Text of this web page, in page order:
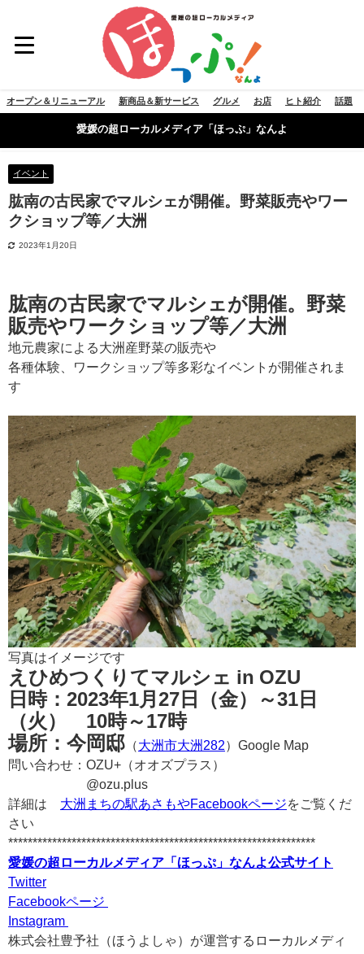
オープン＆リニューアル 新商品＆新サービス グルメ お店 ヒト紹介 話題
愛媛の超ローカルメディア「ほっぷ」なんよ
イベント
肱南の古民家でマルシェが開催。野菜販売やワー
クショップ等／大洲
2023年1月20日
肱南の古民家でマルシェが開催。野菜
販売やワークショップ等／大洲
地元農家による大洲産野菜の販売や
各種体験、ワークショップ等多彩なイベントが開催されま
す
写真はイメージです
えひめつくりてマルシェ in OZU
日時：2023年1月27日（金）～31日
（火） 10時～17時
場所：今岡邸 （大洲市大洲282）Google Map
問い合わせ：OZU+（オオズプラス）
@ozu.plus
詳細は 大洲まちの駅あさもやFacebookページをご覧くだ
さい
***************************************************************
愛媛の超ローカルメディア「ほっぷ」なんよ公式サイト
Twitter
Facebookページ
Instagram
株式会社豊予社（ほうよしゃ）が運営するローカルメディ